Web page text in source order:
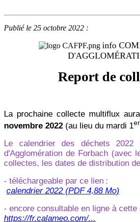
Publié le 25 octobre 2022 :
info
Report de
La prochaine collecte multiflux
novembre 2022 (au lieu du mardi 1er
Le calendrier des déchets 2022
d'Agglomération de Forbach (avec
collectes, les dates de distribution
- téléchargeable par ce lien :
calendrier 2022 (PDF 4,88 Mo)
- encore consultable en ligne à cette
https://fr.calameo.com/...